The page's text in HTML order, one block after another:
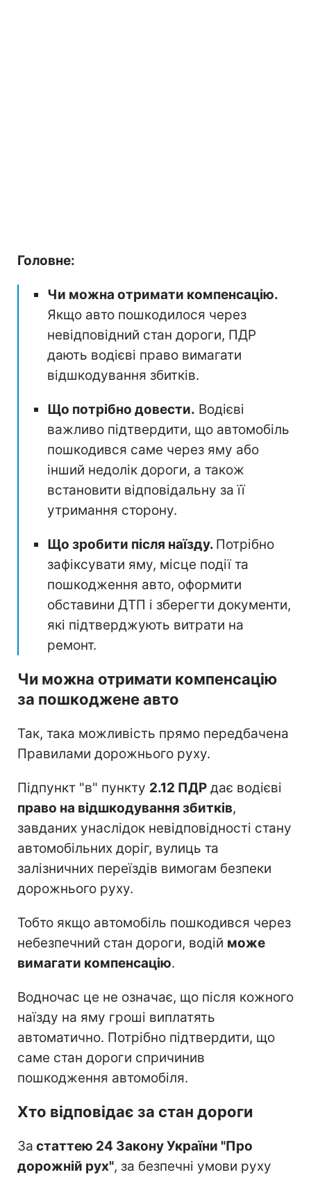
Головне:
Чи можна отримати компенсацію.
Якщо авто пошкодилося через
невідповідний стан дороги, ПДР
дають водієві право вимагати
відшкодування збитків.
Що потрібно довести. Водієві
важливо підтвердити, що автомобіль
пошкодився саме через яму або
інший недолік дороги, а також
встановити відповідальну за її
утримання сторону.
Що зробити після наїзду. Потрібно
зафіксувати яму, місце події та
пошкодження авто, оформити
обставини ДТП і зберегти документи,
які підтверджують витрати на
ремонт.
Чи можна отримати компенсацію
за пошкоджене авто
Так, така можливість прямо передбачена
Правилами дорожнього руху.
Підпункт "в" пункту 2.12 ПДР дає водієві
право на відшкодування збитків,
завданих унаслідок невідповідності стану
автомобільних доріг, вулиць та
залізничних переїздів вимогам безпеки
дорожнього руху.
Тобто якщо автомобіль пошкодився через
небезпечний стан дороги, водій може
вимагати компенсацію.
Водночас це не означає, що після кожного
наїзду на яму гроші виплатять
автоматично. Потрібно підтвердити, що
саме стан дороги спричинив
пошкодження автомобіля.
Хто відповідає за стан дороги
За статтею 24 Закону України "Про
дорожній рух", за безпечні умови руху